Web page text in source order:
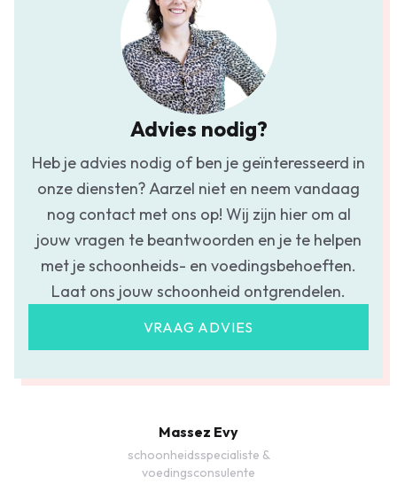
Advies nodig?
Heb je advies nodig of ben je geïnteresseerd in
onze diensten? Aarzel niet en neem vandaag
nog contact met ons op! Wij zijn hier om al
jouw vragen te beantwoorden en je te helpen
met je schoonheids- en voedingsbehoeften.
Laat ons jouw schoonheid ontgrendelen.
VRAAG ADVIES
Massez Evy
schoonheidsspecialiste &
voedingsconsulente